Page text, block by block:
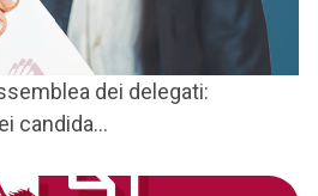
dei delegati:
candida...